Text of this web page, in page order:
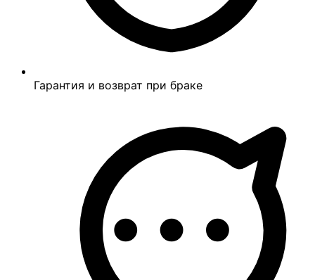
Гарантия и возврат при браке